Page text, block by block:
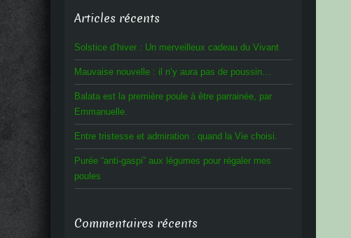
Articles récents
Solstice d’hiver : Un merveilleux cadeau du Vivant
Mauvaise nouvelle : il n’y aura pas de poussin…
Balata est la première poule à être parrainée, par
Emmanuelle.
Entre tristesse et admiration : quand la Vie choisi.
Purée “anti-gaspi” aux légumes pour régaler mes
poules
Commentaires récents